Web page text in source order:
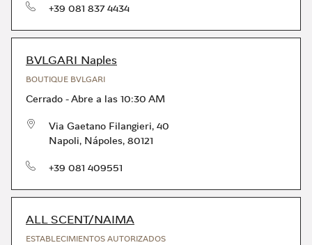
Teléfono+39 081 837 4434
BVLGARI Naples
BOUTIQUE BVLGARI
Cerrado -Abre a las 10:30 AM
Via Gaetano Filangieri, 40
Napoli, Nápoles, 80121
Teléfono+39 081 409551
ALL SCENT/NAIMA
ESTABLECIMIENTOS AUTORIZADOS